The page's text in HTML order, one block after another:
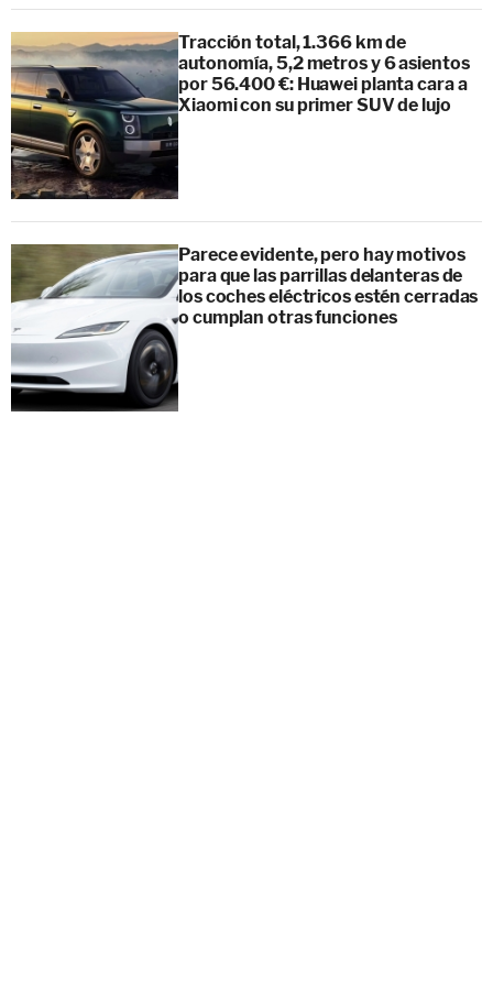
Tracción total, 1.366 km de
autonomía, 5,2 metros y 6 asientos
por 56.400 €: Huawei planta cara a
Xiaomi con su primer SUV de lujo
Parece evidente, pero hay motivos
para que las parrillas delanteras de
los coches eléctricos estén cerradas
o cumplan otras funciones